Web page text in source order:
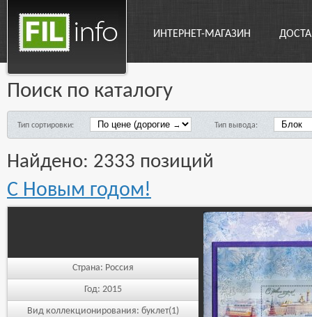
ИНТЕРНЕТ-МАГАЗИН
Поиск по каталогу
Тип сортировки: Тип вывода:
Найдено: 2333 позиций
С Новым годом!
Страна: Россия
Год: 2015
Вид коллекционирования: буклет(1)